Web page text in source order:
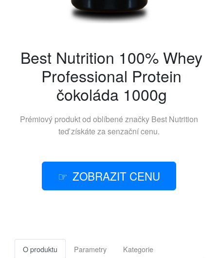
Best Nutrition 100% Whey
Professional Protein
čokoláda 1000g
Prémiový produkt od oblíbené značky Best Nutrition
teď získáte za senzační cenu.
ZOBRAZIT CENU
O produktu Parametry Kategorie